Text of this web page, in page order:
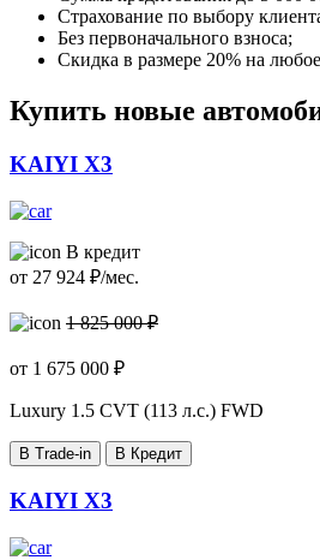
Страхование по выбору
Без первоначального взноса;
Скидка в размере 20% на
Купить новые
KAIYI X3
В кредит
от 27 924 ₽/мес.
1 825 000 ₽
от 1 675 000 ₽
Luxury 1.5 CVT (113 л.с.) FWD
В Trade-in В Кредит
KAIYI X3